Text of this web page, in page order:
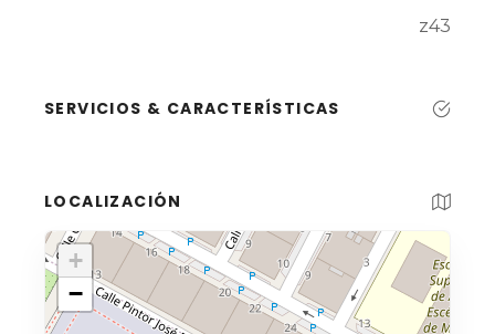
z43
SERVICIOS & CARACTERÍSTICAS
LOCALIZACIÓN
+
−